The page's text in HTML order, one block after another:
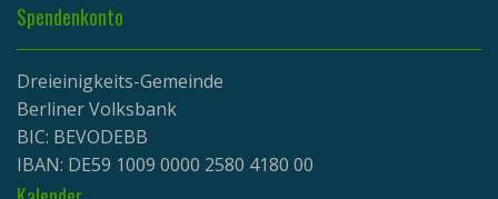
Spendenkonto
Dreieinigkeits-Gemeinde
Berliner Volksbank
BIC: BEVODEBB
IBAN: DE59 1009 0000 2580 4180 00